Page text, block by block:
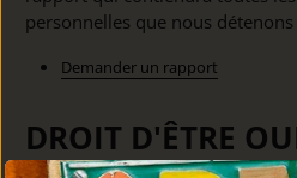
personnelles que nous
Demander un rapport
DROIT D'ÊTRE